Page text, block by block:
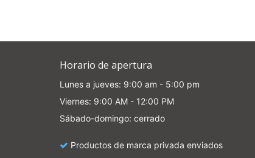
Horario de apertura
Lunes a jueves: 9:00 am - 5:00 pm
Viernes: 9:00 AM - 12:00 PM
Sábado-domingo: cerrado
Productos de marca privada enviados